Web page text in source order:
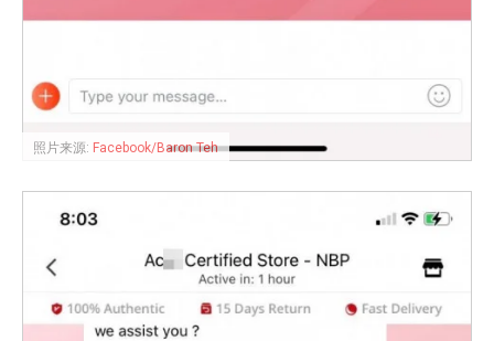
照片来源: Facebook/Baron Teh